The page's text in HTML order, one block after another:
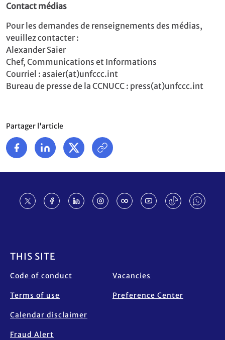
Contact médias
Pour les demandes de renseignements des médias,
veuillez contacter :
Alexander Saier
Chef, Communications et Informations
Courriel : asaier(at)unfccc.int
Bureau de presse de la CCNUCC : press(at)unfccc.int
Partager l'article
THIS SITE
Code of conduct
Terms of use
Calendar disclaimer
Fraud Alert
Vacancies
Preference Center